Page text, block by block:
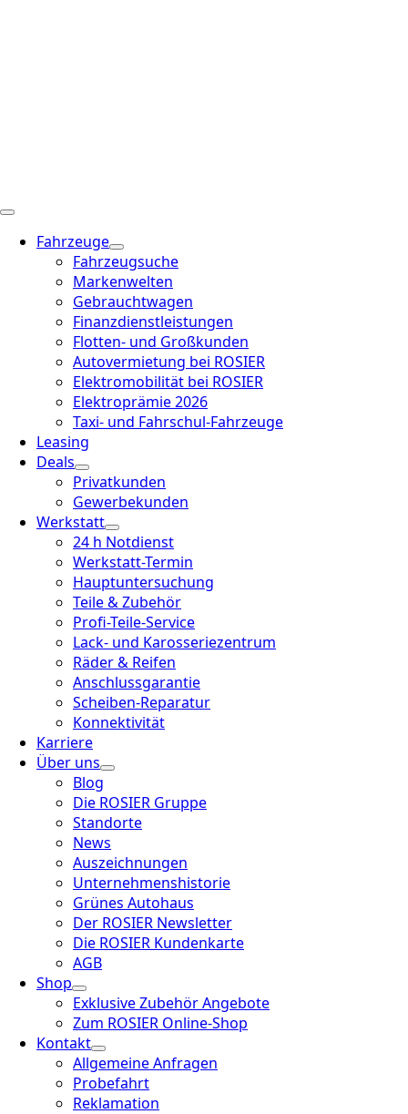
Fahrzeuge
Fahrzeugsuche
Markenwelten
Gebrauchtwagen
Finanzdienstleistungen
Flotten- und Großkunden
Autovermietung bei ROSIER
Elektromobilität bei ROSIER
Elektroprämie 2026
Taxi- und Fahrschul-Fahrzeuge
Leasing
Deals
Privatkunden
Gewerbekunden
Werkstatt
24 h Notdienst
Werkstatt-Termin
Hauptuntersuchung
Teile & Zubehör
Profi-Teile-Service
Lack- und Karosseriezentrum
Räder & Reifen
Anschlussgarantie
Scheiben-Reparatur
Konnektivität
Karriere
Über uns
Blog
Die ROSIER Gruppe
Standorte
News
Auszeichnungen
Unternehmenshistorie
Grünes Autohaus
Der ROSIER Newsletter
Die ROSIER Kundenkarte
AGB
Shop
Exklusive Zubehör Angebote
Zum ROSIER Online-Shop
Kontakt
Allgemeine Anfragen
Probefahrt
Reklamation